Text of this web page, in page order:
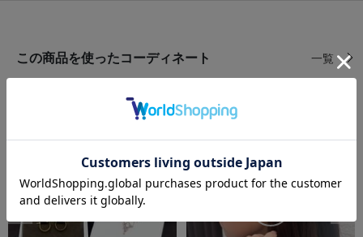
この商品を使ったコーディネート 一覧
前の画像